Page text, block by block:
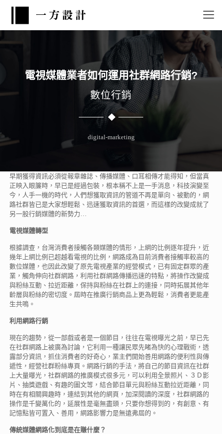
電視媒體業者如何運用社群網路行銷?
數位行銷
digital-marketing
早期獲得資訊必須從報章雜誌、傳播媒體、口耳相傳才能得知，但當真
正映入眼簾時，早已是經過包裝，根本稱不上是一手消息，科技演變至
今，人手一機的時代，人們想獲取資訊的管道不再是單向、被動的，網
路社群皆已是大家想輕鬆、迅速獲取資訊的首選，而這樣的改變成就了
另一股行銷媒體的新勢力…
電視媒體轉型
根據調查，台灣消費者接觸各類媒體的情形，上網的比例逐年提升，近
幾年上網比例已超越看電視的比例，網路成為目前消費者接觸率較高的
數位媒體，也因此改變了原先電視產業的經營模式，已有固定群眾的產
業，觸角伸向社群網路，利用社群網路傳播迅速的特點，將操作改變成
與粉絲互動、拉近距離，保持與粉絲在社群上的連接，同時拓展其他年
齡層與粉絲的密切度。屆時在推廣行銷商品上更為輕鬆，消費者更能產
生共鳴。
利用網路行銷
現在的趨勢，從一部戲或者是一個節目，往往在電視曝光之前，早已先
在社群網路上被廣為討論，它利用一種讓民眾先睹為快的心理戰術，透
露部分資訊，抓住消費者的好奇心，業主們開始善用網路的便利性與傳
遞性，經營社群粉絲專頁。網路行銷的手法，將自己的節目資訊在社群
上大量曝光，社群網路的推廣模式很多元，可以利用全景照片、３Ｄ影
片、抽獎遊戲、有趣的圖文等，結合節目單元與粉絲互動拉近距離，同
時在有相關興趣時，連結到其他的網頁，加深閱讀的深度，社群網路的
操作是千變萬化的，延展性是毫無盡頭，只要你想得到的，有創意、有
記憶點皆可置入、善用，網路影響力是無遠弗屆的。
傳統媒體網路化到 底是在賺什麼？